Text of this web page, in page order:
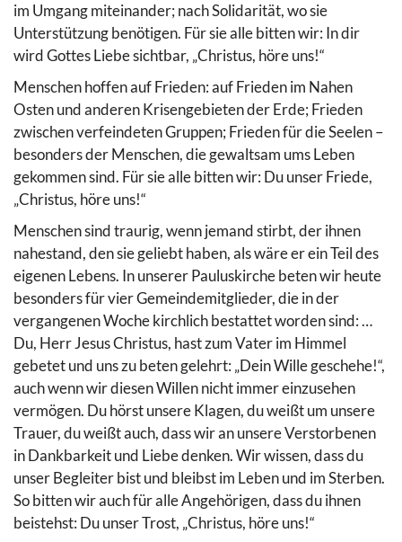
im Umgang miteinander; nach Solidarität, wo sie
Unterstützung benötigen. Für sie alle bitten wir: In dir
wird Gottes Liebe sichtbar, „Christus, höre uns!“
Menschen hoffen auf Frieden: auf Frieden im Nahen
Osten und anderen Krisengebieten der Erde; Frieden
zwischen verfeindeten Gruppen; Frieden für die Seelen –
besonders der Menschen, die gewaltsam ums Leben
gekommen sind. Für sie alle bitten wir: Du unser Friede,
„Christus, höre uns!“
Menschen sind traurig, wenn jemand stirbt, der ihnen
nahestand, den sie geliebt haben, als wäre er ein Teil des
eigenen Lebens. In unserer Pauluskirche beten wir heute
besonders für vier Gemeindemitglieder, die in der
vergangenen Woche kirchlich bestattet worden sind: …
Du, Herr Jesus Christus, hast zum Vater im Himmel
gebetet und uns zu beten gelehrt: „Dein Wille geschehe!“,
auch wenn wir diesen Willen nicht immer einzusehen
vermögen. Du hörst unsere Klagen, du weißt um unsere
Trauer, du weißt auch, dass wir an unsere Verstorbenen
in Dankbarkeit und Liebe denken. Wir wissen, dass du
unser Begleiter bist und bleibst im Leben und im Sterben.
So bitten wir auch für alle Angehörigen, dass du ihnen
beistehst: Du unser Trost, „Christus, höre uns!“